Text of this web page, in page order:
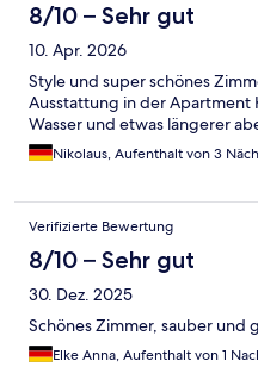
8/10 – Sehr gut
10. Apr. 2026
Style und super schönes
Ausstattung in der Apartment
Wasser und etwas längerer
Nikolaus, Aufenthalt von 3
Verifizierte Bewertung
8/10 – Sehr gut
30. Dez. 2025
Schönes Zimmer, sauber und
Elke Anna, Aufenthalt von 1